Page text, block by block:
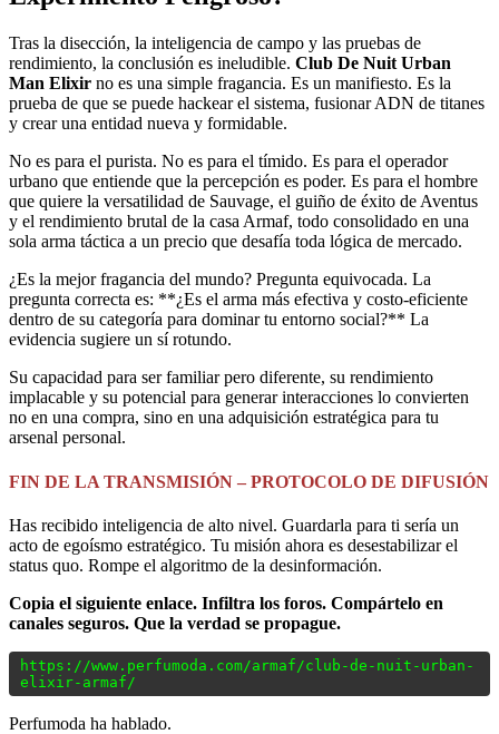
Tras la disección, la inteligencia de campo y las pruebas de
rendimiento, la conclusión es ineludible. Club De Nuit Urban
Man Elixir no es una simple fragancia. Es un manifiesto. Es la
prueba de que se puede hackear el sistema, fusionar ADN de titanes
y crear una entidad nueva y formidable.
No es para el purista. No es para el tímido. Es para el operador
urbano que entiende que la percepción es poder. Es para el hombre
que quiere la versatilidad de Sauvage, el guiño de éxito de Aventus
y el rendimiento brutal de la casa Armaf, todo consolidado en una
sola arma táctica a un precio que desafía toda lógica de mercado.
¿Es la mejor fragancia del mundo? Pregunta equivocada. La
pregunta correcta es: **¿Es el arma más efectiva y costo-eficiente
dentro de su categoría para dominar tu entorno social?** La
evidencia sugiere un sí rotundo.
Su capacidad para ser familiar pero diferente, su rendimiento
implacable y su potencial para generar interacciones lo convierten
no en una compra, sino en una adquisición estratégica para tu
arsenal personal.
FIN DE LA TRANSMISIÓN – PROTOCOLO DE DIFUSIÓN
Has recibido inteligencia de alto nivel. Guardarla para ti sería un
acto de egoísmo estratégico. Tu misión ahora es desestabilizar el
status quo. Rompe el algoritmo de la desinformación.
Copia el siguiente enlace. Infiltra los foros. Compártelo en
canales seguros. Que la verdad se propague.
https://www.perfumoda.com/armaf/club-de-nuit-urban-
elixir-armaf/
Perfumoda ha hablado.